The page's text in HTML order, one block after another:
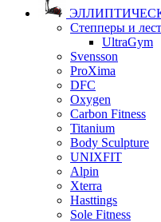
Степперы и
UltraGym
Svensson
ProXima
DFC
Oxygen
Carbon Fitness
Titanium
Body Sculpture
UNIXFIT
Alpin
Xterra
Hasttings
Sole Fitness